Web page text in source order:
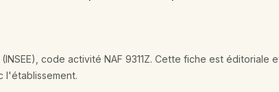
code activité NAF 9311Z. Cette fiche est éditoriale
l'établissement.